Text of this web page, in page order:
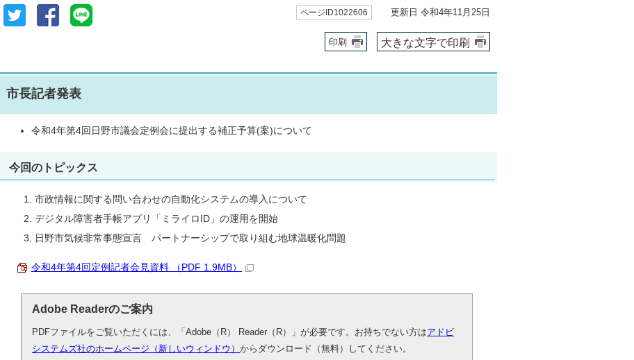
ページID1022606 更新日 令和4年11月25日
印刷 大きな文字で印刷
市長記者発表
令和4年第4回日野市議会定例会に提出する補正予算(案)について
今回のトピックス
市政情報に関する問い合わせの自動化システムの導入について
デジタル障害者手帳アプリ「ミライロID」の運用を開始
日野市気候非常事態宣言 パートナーシップで取り組む地球温暖化問題
令和4年第4回定例記者会見資料 （PDF 1.9MB）
Adobe Readerのご案内
PDFファイルをご覧いただくには、「Adobe（R） Reader（R）」が必要です。お持ちでない方はアドビ
システムズ社のホームページ（新しいウィンドウ） からダウンロード（無料）してください。